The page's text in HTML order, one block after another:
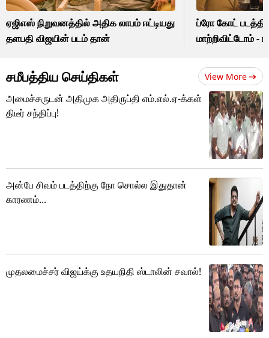
ஏஜிஎஸ் நிறுவனத்தில் அதிக லாபம் ஈட்டியது
தளபதி விஜயின் படம் தான்
ப்ரோ கோட்
மாற்றிவிட்டோம் -
சமீபத்திய செய்திகள் View More
அமைச்சருடன் அதிமுக அதிருப்தி எம்.எல்.ஏ-க்கள்
திடீர் சந்திப்பு!
அன்பே சிவம் படத்திற்கு நோ சொல்ல இதுதான்
காரணம்...
முதலமைச்சர் விஜய்க்கு உதயநிதி ஸ்டாலின் சவால்!